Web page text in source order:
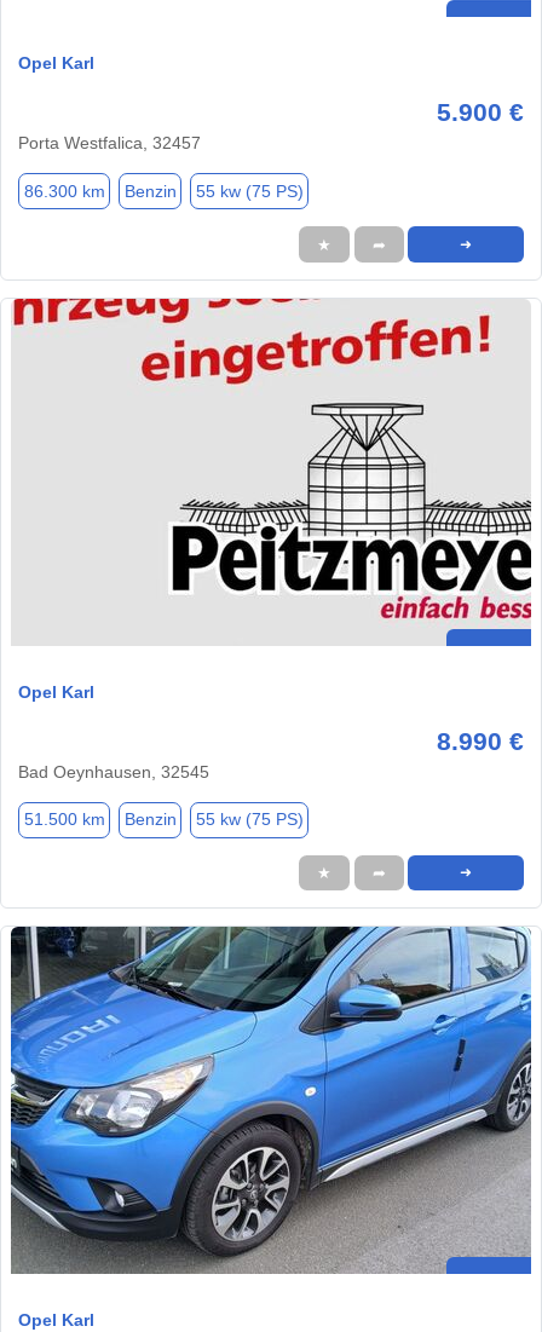
Opel Karl
5.900 €
Porta Westfalica, 32457
86.300 km Benzin 55 kw (75 PS)
★ ➦ ➜
Opel Karl
8.990 €
Bad Oeynhausen, 32545
51.500 km Benzin 55 kw (75 PS)
★ ➦ ➜
Opel Karl